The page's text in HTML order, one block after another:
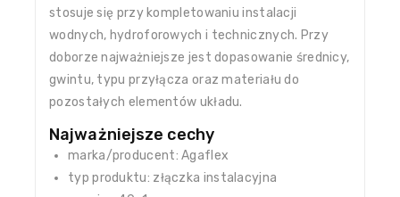
stosuje się przy kompletowaniu instalacji
wodnych, hydroforowych i technicznych. Przy
doborze najważniejsze jest dopasowanie średnicy,
gwintu, typu przyłącza oraz materiału do
pozostałych elementów układu.
Najważniejsze cechy
marka/producent: Agaflex
typ produktu: złączka instalacyjna